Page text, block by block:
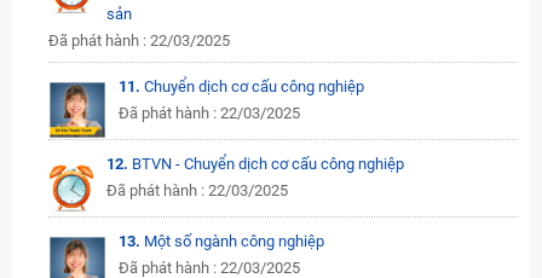
sản
Đã phát hành : 22/03/2025
11. Chuyển dịch cơ cấu công nghiệp
Đã phát hành : 22/03/2025
12. BTVN - Chuyển dịch cơ cấu công nghiệp
Đã phát hành : 22/03/2025
13. Một số ngành công nghiệp
Đã phát hành : 22/03/2025